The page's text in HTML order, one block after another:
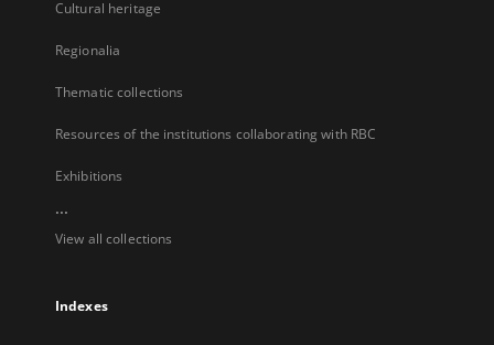
Cultural heritage
Regionalia
Thematic collections
Resources of the institutions collaborating with RBC
Exhibitions
...
View all collections
Indexes